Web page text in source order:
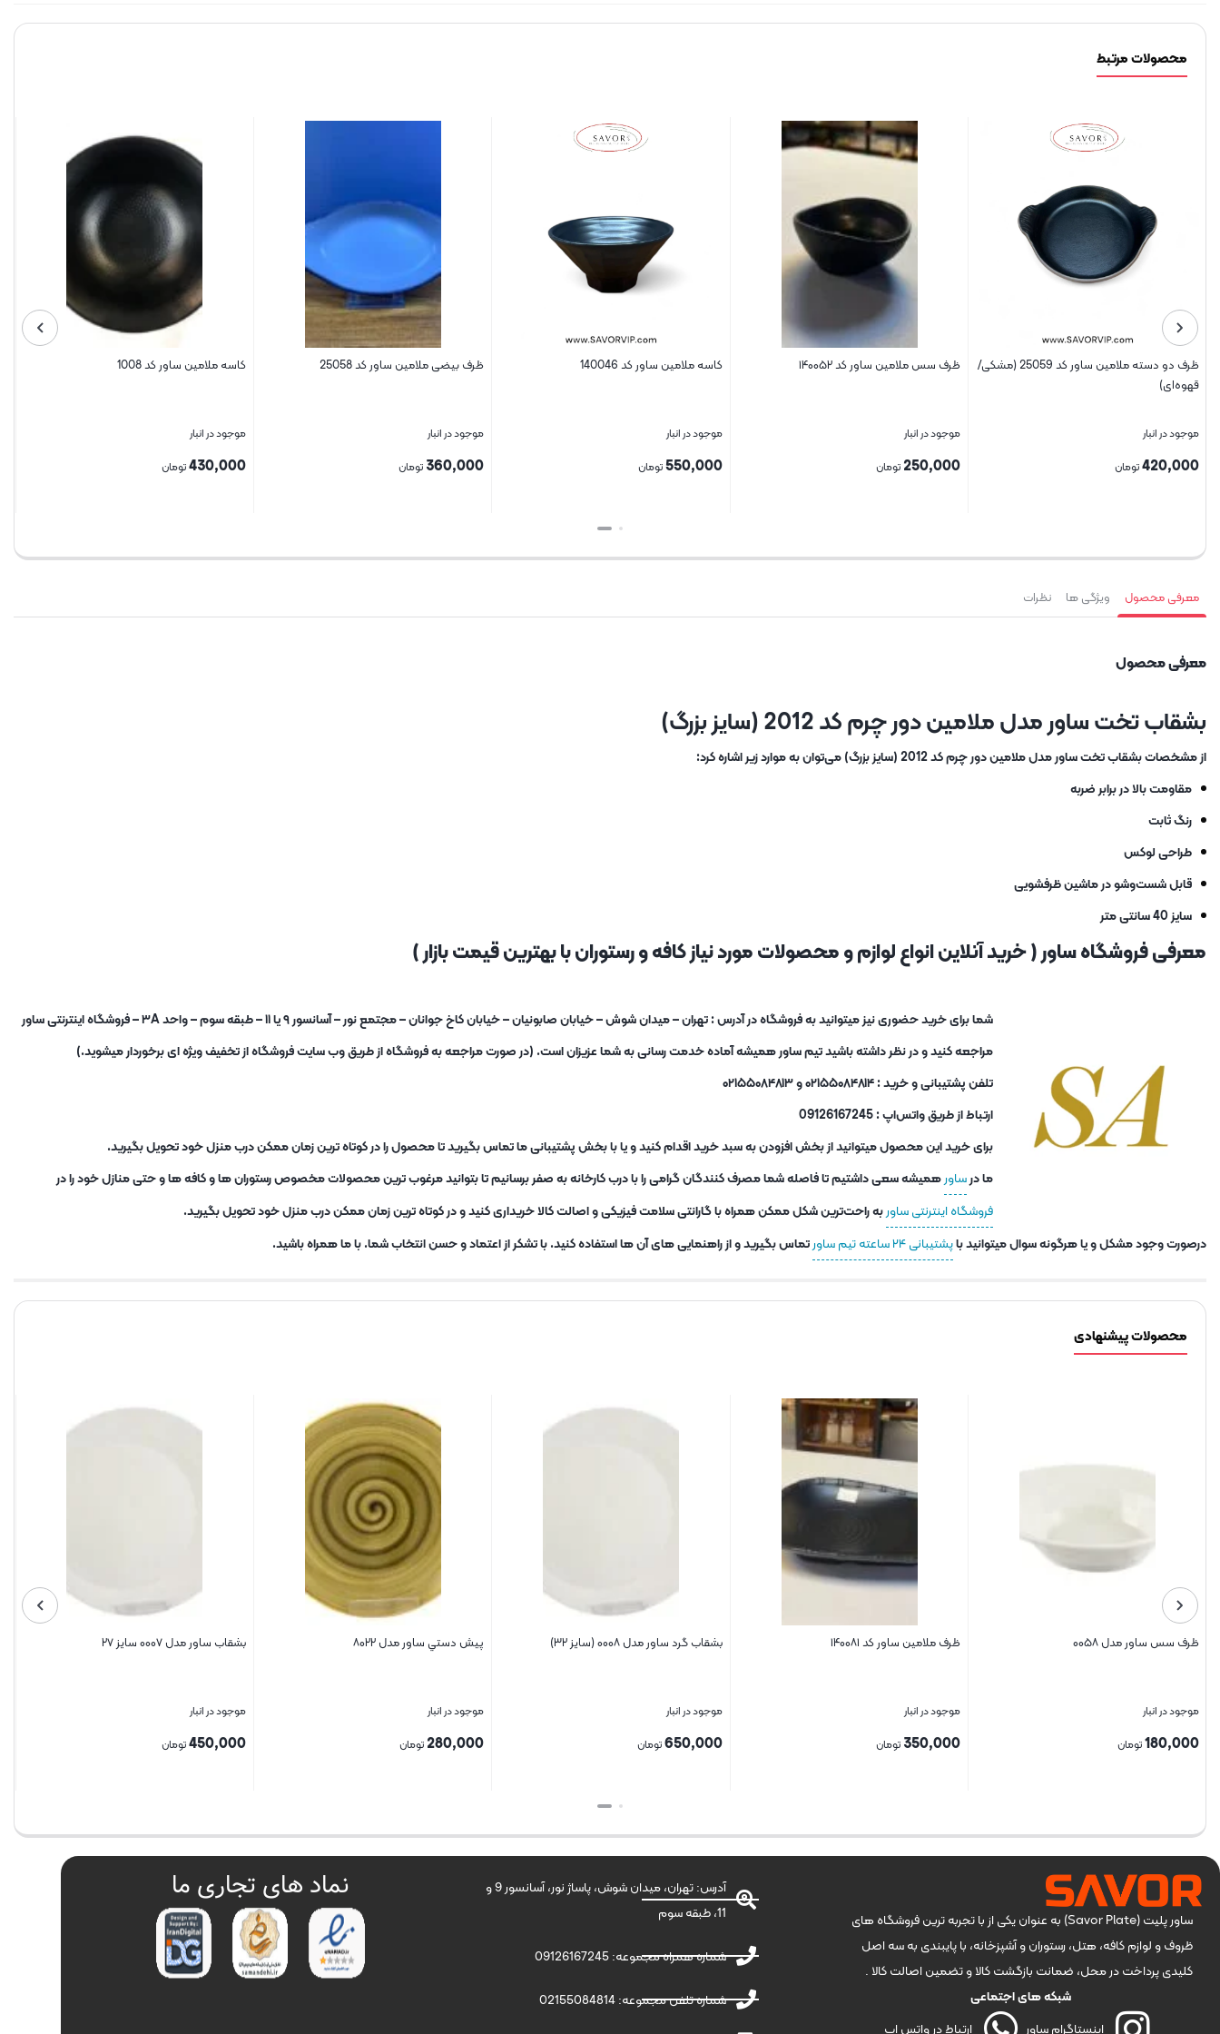
محصولات مرتبط
ظرف دو دسته ملامین ساور کد 25059 (مشکی/
قهوه‌ای)
موجود در انبار
420,000تومان
ظرف سس ملامین ساور کد ۱۴۰۰۵۲
موجود در انبار
250,000 تومان
کاسه ملامین ساور کد 140046
موجود در انبار
550,000تومان
ظرف بیضی ملامین ساور کد 25058
موجود در انبار
360,000 تومان
کاسه ملامین ساور کد 1008
موجود در انبار
430,000تومان
معرفی محصول ویژگی ها نظرات
معرفی محصول
بشقاب تخت ساور مدل ملامین دور چرم کد 2012 (سایز بزرگ)
از مشخصات بشقاب تخت ساور مدل ملامین دور چرم کد 2012 (سایز بزرگ) می‌توان به موارد زیر اشاره کرد:
مقاومت بالا در برابر ضربه
رنگ ثابت
طراحی لوکس
قابل شست‌وشو در ماشین ظرفشویی
سایز 40 سانتی متر
معرفی فروشگاه ساور ( خرید آنلاین انواع لوازم و محصولات مورد نیاز کافه و رستوران با بهترین قیمت بازار )
شما برای خرید حضوری نیز میتوانید به فروشگاه در آدرس : تهران – میدان شوش – خیابان صابونیان – خیابان کاخ جوانان – مجتمع نور – آسانسور ۹ یا ۱۱ – طبقه سوم – واحد ۳A – فروشگاه اینترنتی ساور
مراجعه کنید و در نظر داشته باشید تیم ساور همیشه آماده خدمت رسانی به شما عزیزان است. (در صورت مراجعه به فروشگاه از طریق وب سایت فروشگاه از تخفیف ویژه ای برخوردار میشوید.)
تلفن پشتیبانی و خرید : ۰۲۱۵۵۰۸۴۸۱۴ و ۰۲۱۵۵۰۸۴۸۱۳
ارتباط از طریق واتس‌اپ : 09126167245
برای خرید این محصول میتوانید از بخش افزودن به سبد خرید اقدام کنید و یا با بخش پشتیبانی ما تماس بگیرید تا محصول را در کوتاه ترین زمان ممکن درب منزل خود تحویل بگیرید.
ما درساورهمیشه سعی داشتیم تا فاصله شما مصرف کنندگان گرامی را با درب کارخانه به صفر برسانیم تا بتوانید مرغوب ترین محصولات مخصوص رستوران ها و کافه ها و حتی منازل خود را در
فروشگاه اینترنتی ساوربه راحت‌ترین شکل ممکن همراه با گارانتی سلامت فیزیکی و اصالت کالا خریداری کنید و در کوتاه ترین زمان ممکن درب منزل خود تحویل بگیرید.
درصورت وجود مشکل و یا هرگونه سوال میتوانید باپشتیبانی ۲۴ ساعته تیم ساور تماس بگیرید و از راهنمایی های آن ها استفاده کنید. با تشکر از اعتماد و حسن انتخاب شما. با ما همراه باشید.
محصولات پیشنهادی
ظرف سس ساور مدل ۰۰۵۸
موجود در انبار
180,000تومان
ظرف ملامین ساور کد ۱۴۰۰۸۱
موجود در انبار
350,000 تومان
بشقاب گرد ساور مدل ۰۰۰۸ (سایز ۳۲)
موجود در انبار
650,000تومان
پيش دستي ساور مدل ۸۰۲۲
موجود در انبار
280,000 تومان
بشقاب ساور مدل ۰۰۰۷ سایز ۲۷
موجود در انبار
450,000تومان
ساور پلیت (Savor Plate) به عنوان یکی از با تجربه ترین فروشگاه های
ظروف و لوازم کافه، هتل، رستوران و آشپزخانه، با پایبندی به سه اصل
کلیدی پرداخت در محل، ضمانت بازگشت کالا و تضمین اصالت کالا .
شبکه های اجتماعی
اینستاگرام ساور
ارتباط در واتس اپ
آدرس: تهران، میدان شوش، پاساژ نور، آسانسور 9 و
11، طبقه سوم
شماره همراه مجموعه: 09126167245
شماره تلفن مجموعه: 02155084814
نماد های تجاری ما